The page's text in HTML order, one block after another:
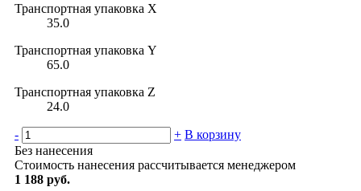
Транспортная упаковка X
35.0
Транспортная упаковка Y
65.0
Транспортная упаковка Z
24.0
- + В корзину
Без нанесения
Стоимость нанесения рассчитывается менеджером
1 188 руб.